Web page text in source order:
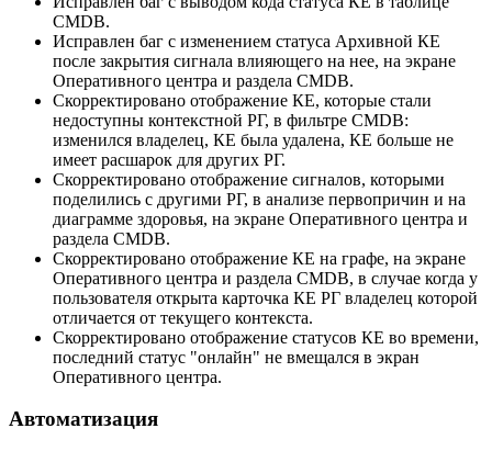
CMDB.
Исправлен баг с изменением статуса Архивной КЕ
после закрытия сигнала влияющего на нее, на экране
Оперативного центра и раздела CMDB.
Скорректировано отображение КЕ, которые стали
недоступны контекстной РГ, в фильтре CMDB:
изменился владелец, КЕ была удалена, КЕ больше не
имеет расшарок для других РГ.
Скорректировано отображение сигналов, которыми
поделились с другими РГ, в анализе первопричин и на
диаграмме здоровья, на экране Оперативного центра и
раздела CMDB.
Скорректировано отображение КЕ на графе, на экране
Оперативного центра и раздела CMDB, в случае когда у
пользователя открыта карточка КЕ РГ владелец которой
отличается от текущего контекста.
Скорректировано отображение статусов КЕ во времени,
последний статус "онлайн" не вмещался в экран
Оперативного центра.
Автоматизация